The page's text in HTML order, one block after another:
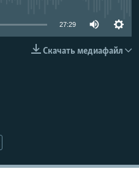
27:29
Скачать медиафайл